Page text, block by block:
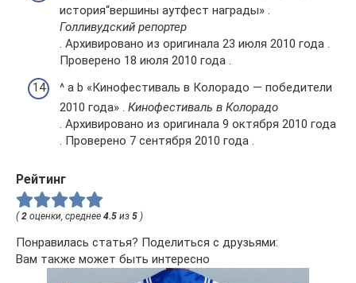
история“вершины аутфест награды» .
Голливудский репортер
. Архивировано из оригинала 23 июля 2010 года .
Проверено 18 июля 2010 года .
^ a b «Кинофестиваль в Колорадо — победители
2010 года» . Кинофестиваль в Колорадо
. Архивировано из оригинала 9 октября 2010 года
. Проверено 7 сентября 2010 года .
Рейтинг
( 2 оценки, среднее 4.5 из 5 )
Понравилась статья? Поделиться с друзьями:
Вам также может быть интересно